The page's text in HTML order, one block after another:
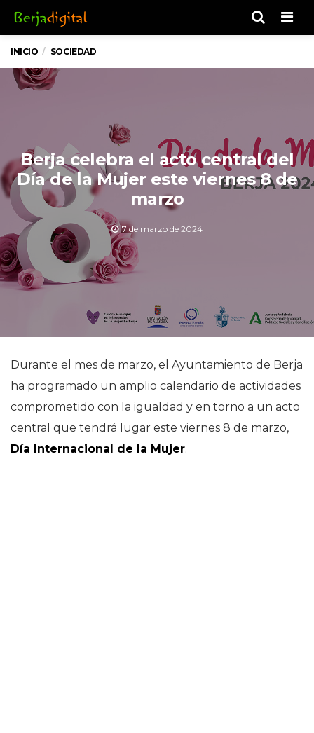
INICIO SOCIEDAD
Berja celebra el acto central del
Día de la Mujer este viernes 8 de
marzo
7 de marzo de 2024
Durante el mes de marzo, el Ayuntamiento de Berja
ha programado un amplio calendario de actividades
comprometido con la igualdad y en torno a un acto
central que tendrá lugar este viernes 8 de marzo,
Día Internacional de la Mujer.